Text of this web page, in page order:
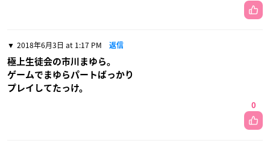
2018年6月3日 at 1:17 PM 返信
極上生徒会の市川まゆら。
ゲームでまゆらパートばっかり
プレイしてたっけ。
0